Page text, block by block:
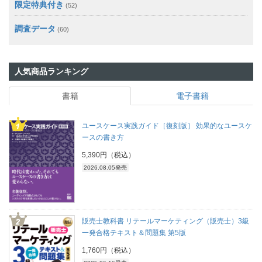
限定特典付き (52)
調査データ (60)
人気商品ランキング
書籍 電子書籍
ユースケース実践ガイド［復刻版］ 効果的なユースケ
ースの書き方
5,390円（税込）
2026.08.05発売
販売士教科書 リテールマーケティング（販売士）3級
一発合格テキスト＆問題集 第5版
1,760円（税込）